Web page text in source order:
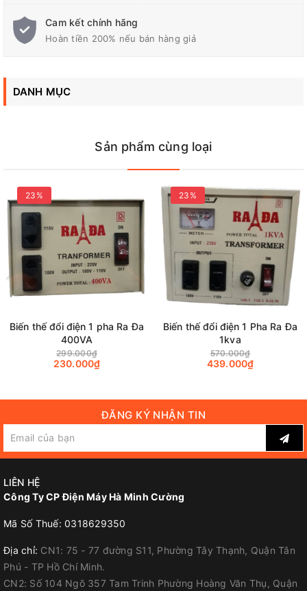
Cam kết chính hãng
Hoàn tiền 200% nếu bán hàng giả
DANH MỤC
Sản phẩm cùng loại
23%
Biến thế đổi điện 1 pha Ra Đa
400VA
299.000₫
230.000₫
23%
Biến thế đổi điện 1 Pha Ra Đa
1kva
570.000₫
439.000₫
ĐĂNG KÝ NHẬN TIN
LIÊN HỆ
Công Ty CP Điện Máy Hà Minh Cường
Mã Số Thuế: 0318629350
Địa chỉ: CN1: 75 - 77 đường S11, Phường Tây Thạnh, Quận Tân
Phú - TP Hồ Chí Minh.
CN2: Số 104 Ngõ 357 Tam Trinh Phường Hoàng Văn Thụ, Quận